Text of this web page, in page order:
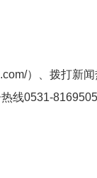
）、拨打新
线0531-